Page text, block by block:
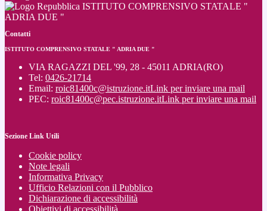
ISTITUTO COMPRENSIVO STATALE "
ADRIA DUE "
Contatti
ISTITUTO COMPRENSIVO STATALE " ADRIA DUE "
VIA RAGAZZI DEL '99, 28 - 45011 ADRIA(RO)
Tel: 0426-21714
Email: roic81400c@istruzione.itLink per inviare una mail
PEC: roic81400c@pec.istruzione.itLink per inviare una mail
Sezione Link Utili
Cookie policy
Note legali
Informativa Privacy
Ufficio Relazioni con il Pubblico
Dichiarazione di accessibilità
Obiettivi di accessibilità